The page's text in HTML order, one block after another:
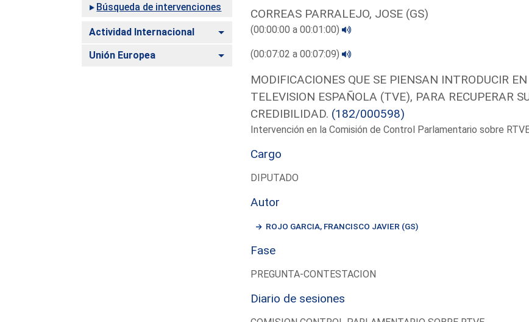
Búsqueda de intervenciones
Actividad Internacional Alternar
Unión Europea Alternar
CORREAS PARRALEJO, JOSE (GS)
(00:00:00 a 00:01:00)
(00:07:02 a 00:07:09)
MODIFICACIONES QUE SE PIENSAN INTRODUCIR
TELEVISION ESPAÑOLA (TVE), PARA RECUPERAR
CREDIBILIDAD. (182/000598)
Intervención en la Comisión de Control Parlamentario sobre
Cargo
DIPUTADO
Autor
ROJO GARCIA, FRANCISCO JAVIER (GS)
Fase
PREGUNTA-CONTESTACION
Diario de sesiones